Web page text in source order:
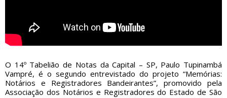
O 14º Tabelião de Notas da Capital – SP, Paulo Tupinambá
Vampré, é o segundo entrevistado do projeto “Memórias:
Notários e Registradores Bandeirantes”, promovido pela
Associação dos Notários e Registradores do Estado de São